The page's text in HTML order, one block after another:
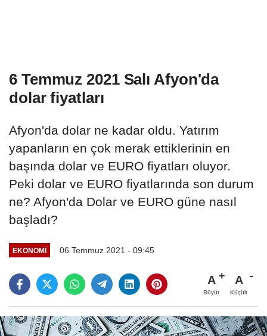
6 Temmuz 2021 Salı Afyon'da
dolar fiyatları
Afyon'da dolar ne kadar oldu. Yatırım
yapanların en çok merak ettiklerinin en
başında dolar ve EURO fiyatları oluyor.
Peki dolar ve EURO fiyatlarında son durum
ne? Afyon'da Dolar ve EURO güne nasıl
başladı?
EKONOMI 06 Temmuz 2021 - 09:45
A
Büyüt
A
Küçült